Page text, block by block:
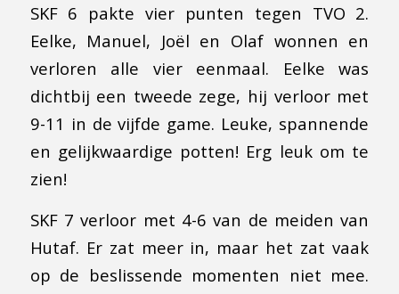
SKF 6 pakte vier punten tegen TVO 2.
Eelke, Manuel, Joël en Olaf wonnen en
verloren alle vier eenmaal. Eelke was
dichtbij een tweede zege, hij verloor met
9-11 in de vijfde game. Leuke, spannende
en gelijkwaardige potten! Erg leuk om te
zien!
SKF 7 verloor met 4-6 van de meiden van
Hutaf. Er zat meer in, maar het zat vaak
op de beslissende momenten niet mee.